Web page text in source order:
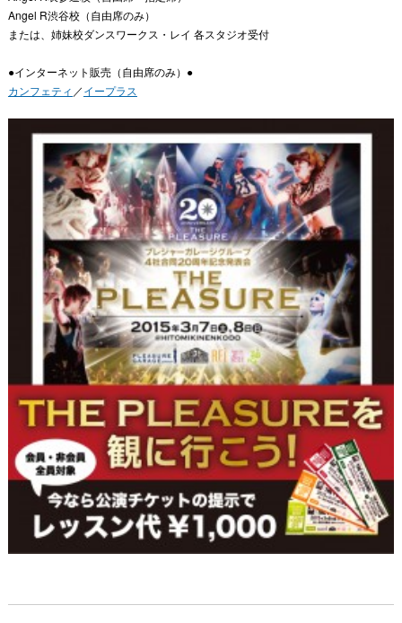
Angel R渋谷校（自由席のみ）
または、姉妹校ダンスワークス・レイ 各スタジオ受付
●インターネット販売（自由席のみ）●
カンフェティ ／イープラス